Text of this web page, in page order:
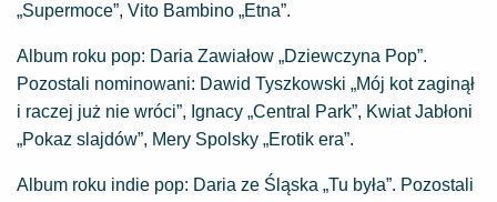
„Supermoce”, Vito Bambino „Etna”.
Album roku pop: Daria Zawiałow „Dziewczyna Pop”.
Pozostali nominowani: Dawid Tyszkowski „Mój kot zaginął
i raczej już nie wróci”, Ignacy „Central Park”, Kwiat Jabłoni
„Pokaz slajdów”, Mery Spolsky „Erotik era”.
Album roku indie pop: Daria ze Śląska „Tu była”. Pozostali